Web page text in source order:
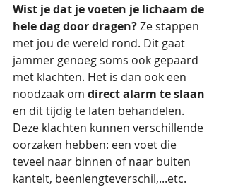
Wist je dat je voeten je lichaam de
hele dag door dragen? Ze stappen
met jou de wereld rond. Dit gaat
jammer genoeg soms ook gepaard
met klachten. Het is dan ook een
noodzaak om direct alarm te slaan
en dit tijdig te laten behandelen.
Deze klachten kunnen verschillende
oorzaken hebben: een voet die
teveel naar binnen of naar buiten
kantelt, beenlengteverschil,...etc.